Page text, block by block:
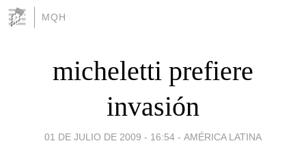
MQH
micheletti prefiere
invasión
01 DE JULIO DE 2009 - 16:54 - AMÉRICA LATINA